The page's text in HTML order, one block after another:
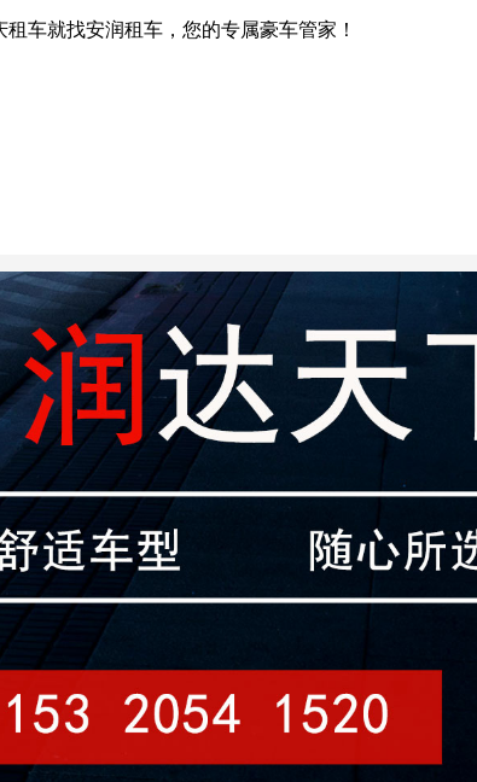
就找安润租车，您的专属豪车管家！